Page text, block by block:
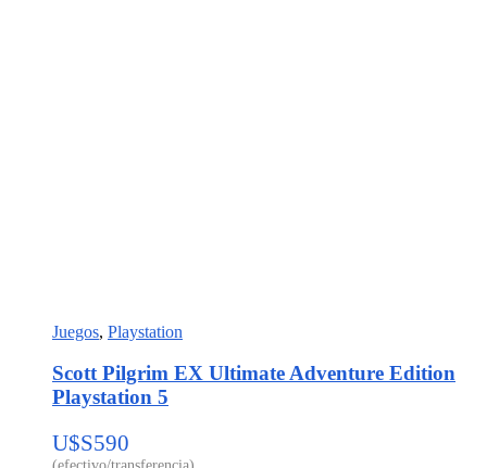
Juegos, Playstation
Scott Pilgrim EX Ultimate Adventure Edition
Playstation 5
U$S590